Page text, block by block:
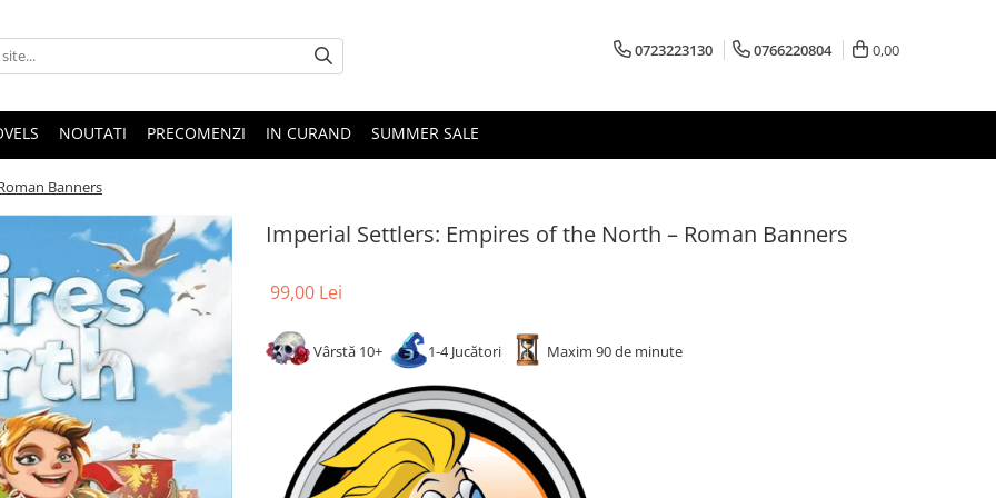
0723223130 0766220804 0,00
NOUTATI PRECOMENZI IN CURAND SUMMER SALE
Banners
Imperial Settlers: Empires of the North – Roman Banners
99,00 Lei
Vârstă 10+ 1-4 Jucători Maxim 90 de minute